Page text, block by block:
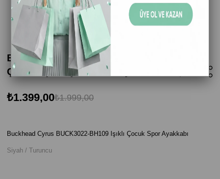
Buckhead Cyrus BUCK3022-BH109 Işıklı
Çocuk Spor Ayakkabı - Siyah / Turuncu
₺1.999,00
₺1.399,00
Buckhead Cyrus BUCK3022-BH109 Işıklı Çocuk Spor Ayakkabı
Siyah / Turuncu